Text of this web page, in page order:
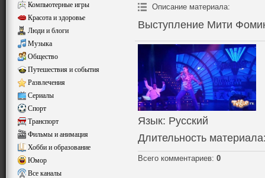
Компьютерные игры
Красота и здоровье
Люди и блоги
Музыка
Общество
Путешествия и события
Развлечения
Сериалы
Спорт
Транспорт
Фильмы и анимация
Хобби и образование
Юмор
Все каналы
Описание материала:
Выступление Мити
Язык: Русский
Длительность материала
Всего комментариев: 0